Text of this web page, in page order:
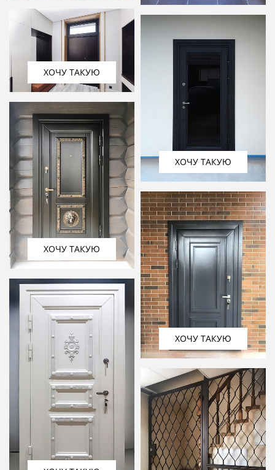
ХОЧУ ТАКУЮ
ХОЧУ ТАКУЮ
ХОЧУ ТАКУЮ
ХОЧУ ТАКУЮ